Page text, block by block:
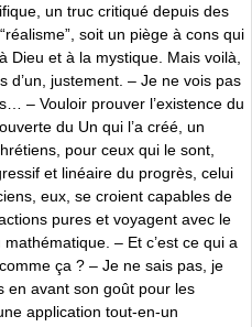
un truc critiqué depuis des
soit un piège à cons qui
Dieu et à la mystique. Mais voilà,
d’un, justement. – Je ne vois pas
– Vouloir prouver l’existence du
du Un qui l’a créé, un
pour ceux qui le sont,
et linéaire du progrès, celui
eux, se croient capables de
pures et voyagent avec le
– Et c’est ce qui a
ça ? – Je ne sais pas, je
en avant son goût pour les
application tout-en-un